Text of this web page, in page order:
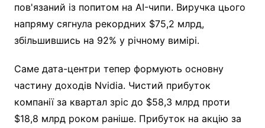
пов'язаний із попитом на AI-чипи. Виручка цього
напряму сягнула рекордних $75,2 млрд,
збільшившись на 92% у річному вимірі.
Саме дата-центри тепер формують основну
частину доходів Nvidia. Чистий прибуток
компанії за квартал зріс до $58,3 млрд проти
$18,8 млрд роком раніше. Прибуток на акцію за